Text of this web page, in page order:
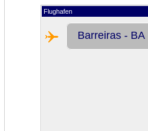
Flughafen
Barreiras - BA